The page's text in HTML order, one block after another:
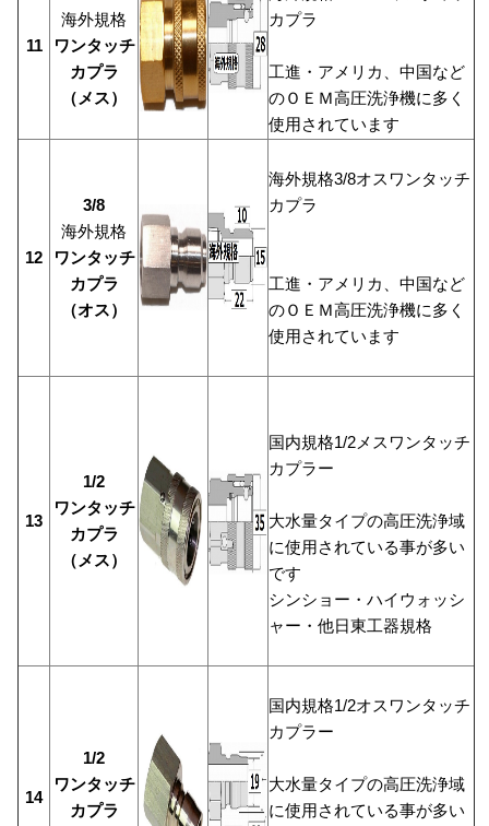
11
海外規格
ワンタッチ
カプラ
（メス）
カプラ
工進・アメリカ、中国など
のＯＥＭ高圧洗浄機に多く
使用されています
12
3/8
海外規格
ワンタッチ
カプラ
（オス）
海外規格3/8オスワンタッチ
カプラ
工進・アメリカ、中国など
のＯＥＭ高圧洗浄機に多く
使用されています
13
1/2
ワンタッチ
カプラ
（メス）
国内規格1/2メスワンタッチ
カプラー
大水量タイプの高圧洗浄域
に使用されている事が多い
です
シンショー・ハイウォッシ
ャー・他日東工器規格
14
1/2
ワンタッチ
カプラ
国内規格1/2オスワンタッチ
カプラー
大水量タイプの高圧洗浄域
に使用されている事が多い